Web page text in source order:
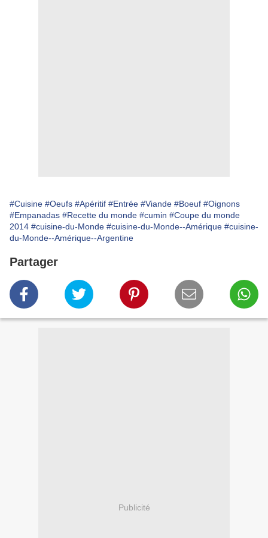
#Cuisine #Oeufs #Apéritif #Entrée #Viande #Boeuf #Oignons
#Empanadas #Recette du monde #cumin #Coupe du monde
2014 #cuisine-du-Monde #cuisine-du-Monde--Amérique #cuisine-
du-Monde--Amérique--Argentine
Partager
Publicité